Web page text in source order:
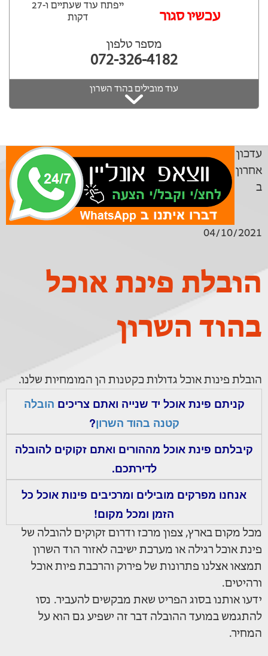
‫עכשיו סגור
ייפתח עוד שעתיים ‫ו-27
דקות
מספר טלפון
072-326-4182
עוד מובילים בהוד השרון
עדכון
אחרון
ב
04/10/2021
הובלת פינת אוכל
בהוד השרון
הובלת פינות אוכל גדולות כקטנות הן המומחיות שלנו.
קניתם פינת אוכל יד שנייה ואתם צריכים הובלה
קטנה בהוד השרון?
קיבלתם פינת אוכל מההורים ואתם זקוקים להובלה
לדירתכם.
אנחנו מפרקים מובילים ומרכיבים פינות אוכל כל
הזמן ומכל מקום!
מכל מקום בארץ, צפון מרכז ודרום זקוקים להובלה של
פינת אוכל רגילה או מערכת ישיבה לאזור הוד השרון
תמצאו אצלנו פתרונות של פירוק והרכבת פיות אוכל
ורהיטים.
ידעו אותנו בסוג הפריט שאת מבקשים להעביר. נסו
להתגמש במועד ההובלה דבר זה ישפיע גם הוא על
המחיר.